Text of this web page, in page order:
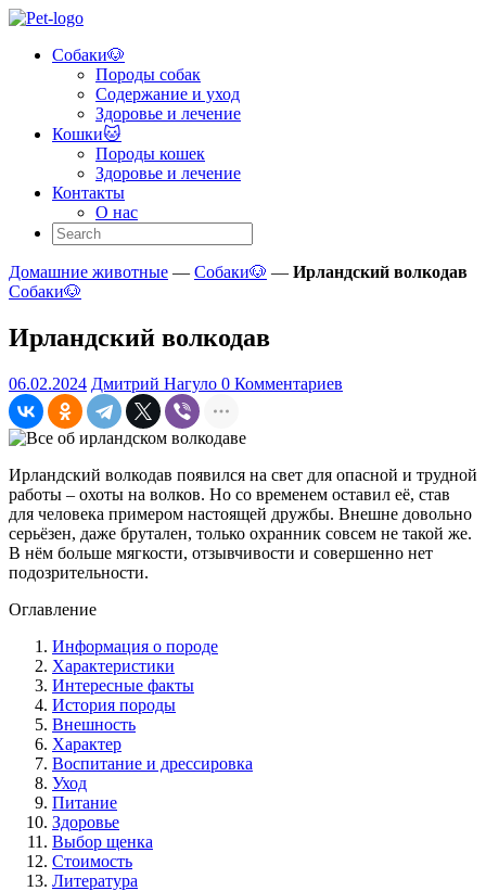
Skip
content
Pet
Помощь
уходе
домашними
животными!
Собаки🐶
Породы собак
Содержание и уход
Здоровье и лечение
Кошки🐱
Породы кошек
Здоровье и лечение
Контакты
О нас
Домашние животные — Собаки🐶 — Ирландский волкодав
Собаки🐶
Ирландский волкодав
06.02.2024 Дмитрий Нагуло 0 Комментариев
Ирландский волкодав появился на свет для опасной и трудной
работы – охоты на волков. Но со временем оставил её, став
для человека примером настоящей дружбы. Внешне довольно
серьёзен, даже брутален, только охранник совсем не такой же.
В нём больше мягкости, отзывчивости и совершенно нет
подозрительности.
Оглавление
Информация о породе
Характеристики
Интересные факты
История породы
Внешность
Характер
Воспитание и дрессировка
Уход
Питание
Здоровье
Выбор щенка
Стоимость
Литература